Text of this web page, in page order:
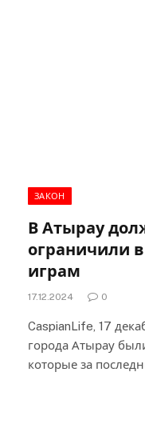
ЗАКОН
В Атырау
ограничили
играм
17.12.2024 0
CaspianLife, 17
города Атырау
которые за